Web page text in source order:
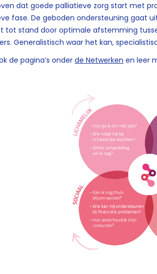
dat goede palliatieve zorg start met
fase. De geboden ondersteuning gaat
tot stand door optimale afstemming
Generalistisch waar het kan,
de pagina’s onderde Netwerken en leer